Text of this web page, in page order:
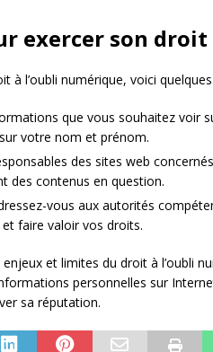
exercer son
à l’oubli numérique, voici
que vous souhaitez voir
votre nom et prénom.
des sites web
des contenus en question.
vous aux autorités
et faire valoir vos droits.
et limites du droit à l’oubli
personnelles sur
sa réputation.